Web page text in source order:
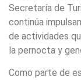
Secretaría de
continúa
de actividades
la pernocta y
Como parte de